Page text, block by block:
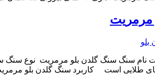
مرمریت
نام سنگ سنگ گلدن بلو مرمریت نوع سنگ
طلایی است کاربرد سنگ گلدن بلو